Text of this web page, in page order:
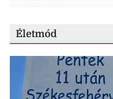
Életmód